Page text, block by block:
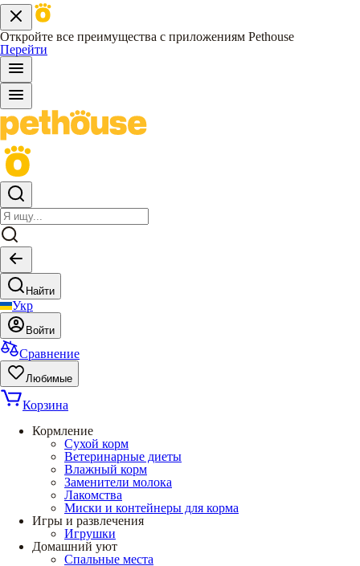
Откройте все преимущества с приложениям Pethouse
Перейти
Найти
Укр
Войти
Сравнение
Любимые
Корзина
Кормление
Сухой корм
Ветеринарные диеты
Влажный корм
Заменители молока
Лакомства
Миски и контейнеры для корма
Игры и развлечения
Игрушки
Домашний уют
Спальные места